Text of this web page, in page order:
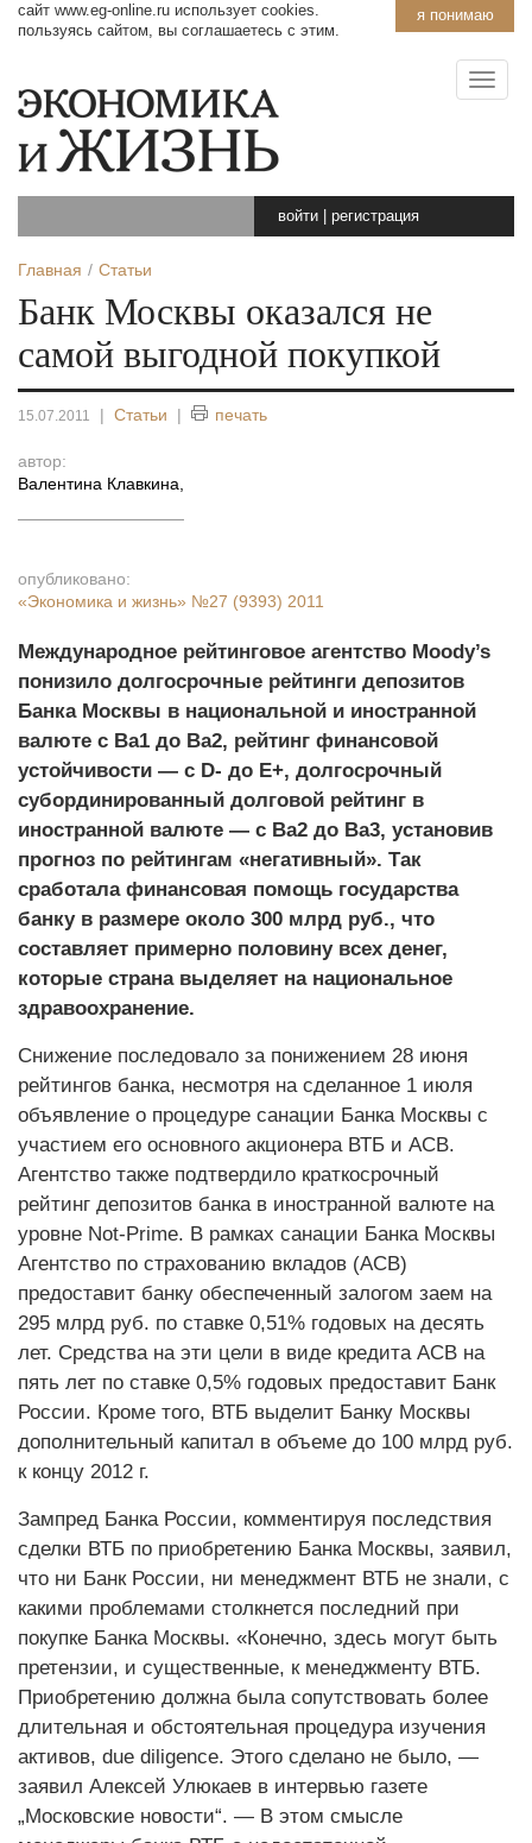
я понимаю
сайт www.eg-online.ru использует cookies.
пользуясь сайтом, вы соглашаетесь с этим.
войти регистрация
Главная Статьи
Банк Москвы оказался не
самой выгодной покупкой
15.07.2011 | Статьи | печать
автор:
Валентина Клавкина
опубликовано:
«Экономика и жизнь» №27 (9393) 2011
Международное рейтинговое агентство Moody’s
понизило долгосрочные рейтинги депозитов
Банка Москвы в национальной и иностранной
валюте с Ba1 до Ba2, рейтинг финансовой
устойчивости — с D- до E+, долгосрочный
субординированный долговой рейтинг в
иностранной валюте — с Ba2 до Ba3, установив
прогноз по рейтингам «негативный». Так
сработала финансовая помощь государства
банку в размере около 300 млрд руб., что
составляет примерно половину всех денег,
которые страна выделяет на национальное
здравоохранение.
Снижение последовало за понижением 28 июня
рейтингов банка, несмотря на сделанное 1 июля
объявление о процедуре санации Банка Москвы с
участием его основного акционера ВТБ и АСВ.
Агентство также подтвердило краткосрочный
рейтинг депозитов банка в иностранной валюте на
уровне Not-Prime. В рамках санации Банка Москвы
Агентство по страхованию вкладов (АСВ)
предоставит банку обеспеченный залогом заем на
295 млрд руб. по ставке 0,51% годовых на десять
лет. Средства на эти цели в виде кредита АСВ на
пять лет по ставке 0,5% годовых предоставит Банк
России. Кроме того, ВТБ выделит Банку Москвы
дополнительный капитал в объеме до 100 млрд руб.
к концу 2012 г.
Зампред Банка России, комментируя последствия
сделки ВТБ по приобретению Банка Москвы, заявил,
что ни Банк России, ни менеджмент ВТБ не знали, с
какими проблемами столкнется последний при
покупке Банка Москвы. «Конечно, здесь могут быть
претензии, и существенные, к менеджменту ВТБ.
Приобретению должна была сопутствовать более
длительная и обстоятельная процедура изучения
активов, due diligence. Этого сделано не было, —
заявил Алексей Улюкаев в интервью газете
„Московские новости“. — В этом смысле